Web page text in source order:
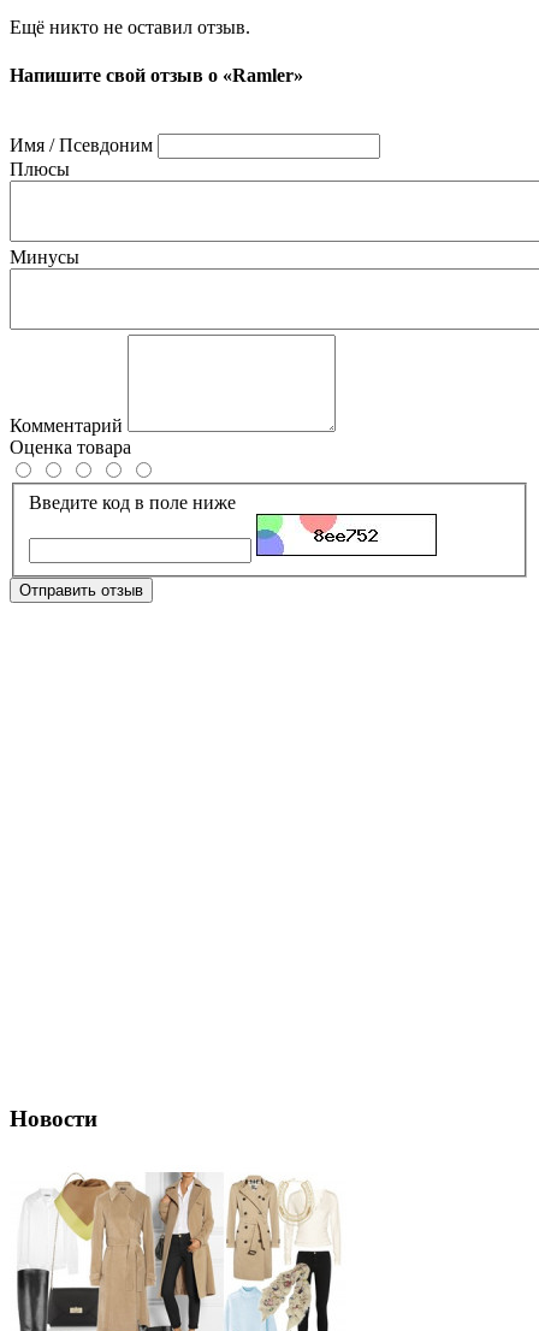
Ещё никто не оставил отзыв.
Напишите свой отзыв о «Ramler»
Имя / Псевдоним
Плюсы
Минусы
Комментарий
Оценка товара
Введите код в поле ниже
Отправить отзыв
Новости